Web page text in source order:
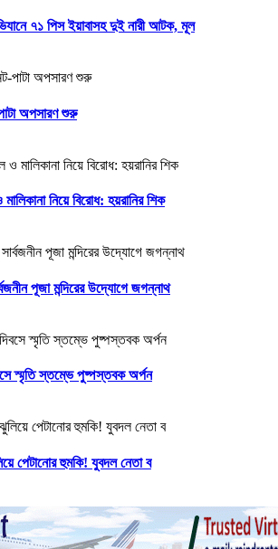
৭১ পিস ইয়াবাসহ দুই নারী আটক, মূল
অপসারণ শুরু
নিয়ে বিরোধ: হয়রানির শিক
পূজা মন্দিরের উদ্যোগে জগন্নাথ
স্মৃতি স্তম্ভে পুষ্পস্তবক অর্পন
পেটানোর হুমকি! যুবদল নেতা ব